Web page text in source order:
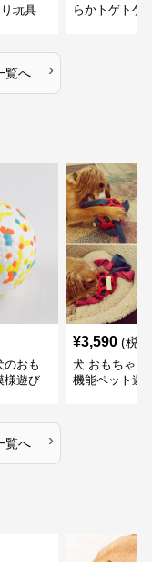
玩具
らかトゲトゲ
覧へ ›
のおも
様遊び
¥3,590 (税
犬 おもちゃ
機能ペット遊
覧へ ›